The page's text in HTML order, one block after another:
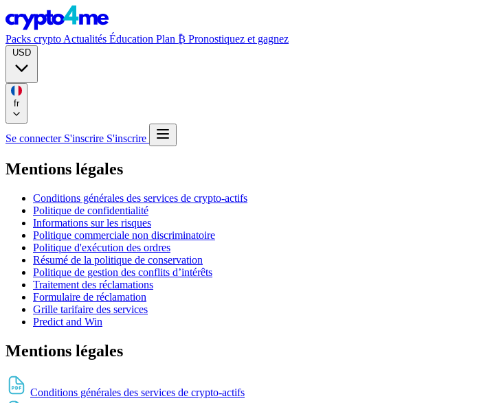
Packs crypto Actualités Éducation Plan ₿ Pronostiquez et gagnez
fr
Se connecter S'inscrire S'inscrire
Mentions légales
Conditions générales des services de crypto-actifs
Politique de confidentialité
Informations sur les risques
Politique commerciale non discriminatoire
Politique d'exécution des ordres
Résumé de la politique de conservation
Politique de gestion des conflits d’intérêts
Traitement des réclamations
Formulaire de réclamation
Grille tarifaire des services
Predict and Win
Mentions légales
Conditions générales des services de crypto-actifs